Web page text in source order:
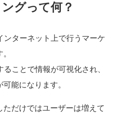
グって何？
ターネット上で行うマーケ
ことで情報が可視化され、
能になります。
だけではユーザーは増えて